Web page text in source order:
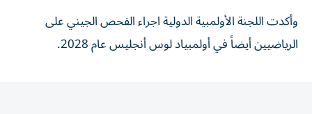
وأكدت اللجنة الأولمبية الدولية اجراء الفحص الجيني على
الرياضيين أيضاً في أولمبياد لوس أنجليس عام 2028.